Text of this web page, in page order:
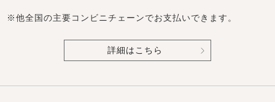
※他全国の主要コンビニチェーンでお支払いできます。
詳細はこちら